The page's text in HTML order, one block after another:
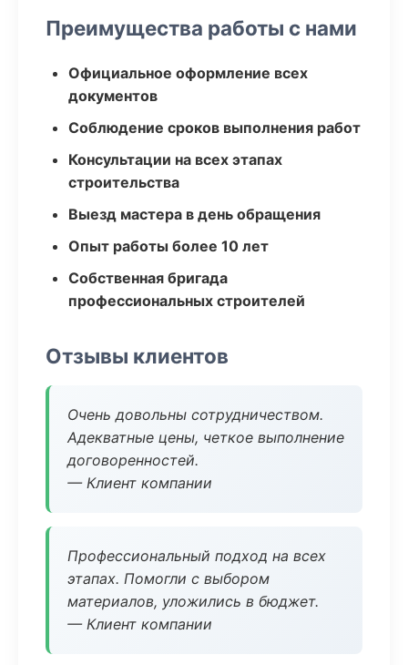
Преимущества работы с нами
Официальное оформление всех
документов
Соблюдение сроков выполнения работ
Консультации на всех этапах
строительства
Выезд мастера в день обращения
Опыт работы более 10 лет
Собственная бригада
профессиональных строителей
Отзывы клиентов
Очень довольны сотрудничеством.
Адекватные цены, четкое выполнение
договоренностей.
— Клиент компании
Профессиональный подход на всех
этапах. Помогли с выбором
материалов, уложились в бюджет.
— Клиент компании